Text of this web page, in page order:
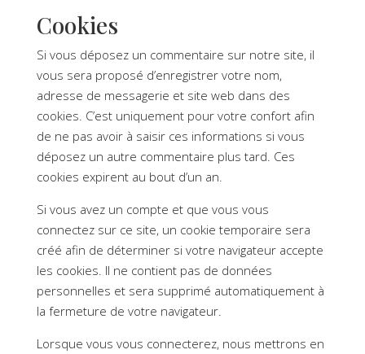
Cookies
Si vous déposez un commentaire sur notre site, il
vous sera proposé d’enregistrer votre nom,
adresse de messagerie et site web dans des
cookies. C’est uniquement pour votre confort afin
de ne pas avoir à saisir ces informations si vous
déposez un autre commentaire plus tard. Ces
cookies expirent au bout d’un an.
Si vous avez un compte et que vous vous
connectez sur ce site, un cookie temporaire sera
créé afin de déterminer si votre navigateur accepte
les cookies. Il ne contient pas de données
personnelles et sera supprimé automatiquement à
la fermeture de votre navigateur.
Lorsque vous vous connecterez, nous mettrons en